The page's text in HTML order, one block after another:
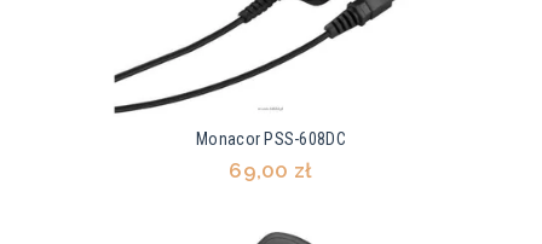
Monacor PSS-608DC
69,00 zł